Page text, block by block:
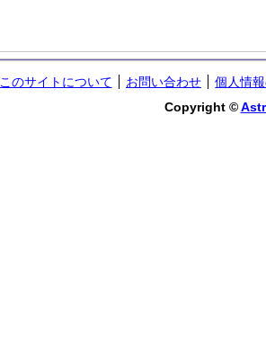
このサイトについて お問い合わせ
個人情
Copyright ©